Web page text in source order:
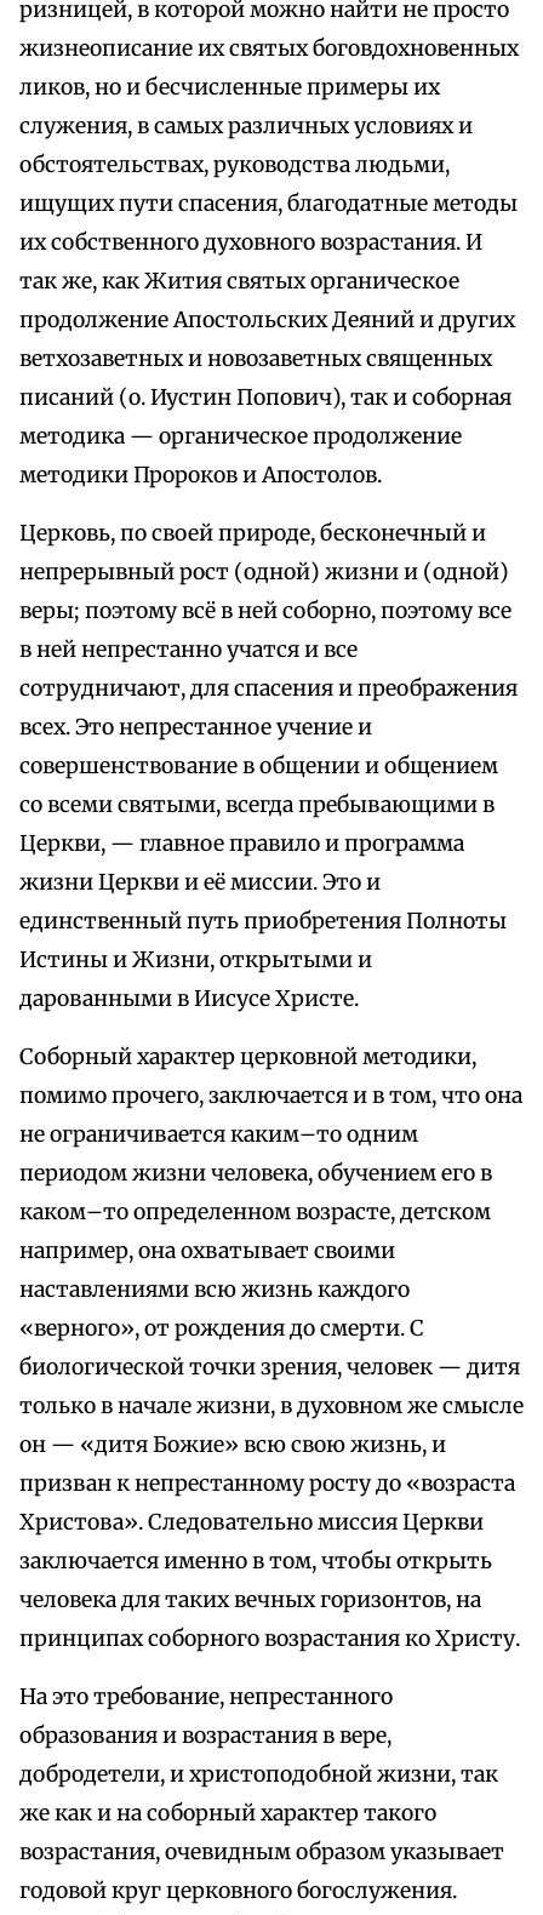
ризницей, в которой можно найти не просто
жизнеописание их святых боговдохновенных
ликов, но и бесчисленные примеры их
служения, в самых различных условиях и
обстоятельствах, руководства людьми,
ищущих пути спасения, благодатные методы
их собственного духовного возрастания. И
так же, как Жития святых органическое
продолжение Апостольских Деяний и других
ветхозаветных и новозаветных священных
писаний (о. Иустин Попович), так и соборная
методика — органическое продолжение
методики Пророков и Апостолов.
Церковь, по своей природе, бесконечный и
непрерывный рост (одной) жизни и (одной)
веры; поэтому всё в ней соборно, поэтому все
в ней непрестанно учатся и все
сотрудничают, для спасения и преображения
всех. Это непрестанное учение и
совершенствование в общении и общением
со всеми святыми, всегда пребывающими в
Церкви, — главное правило и программа
жизни Церкви и её миссии. Это и
единственный путь приобретения Полноты
Истины и Жизни, открытыми и
дарованными в Иисусе Христе.
Соборный характер церковной методики,
помимо прочего, заключается и в том, что она
не ограничивается каким–то одним
периодом жизни человека, обучением его в
каком–то определенном возрасте, детском
например, она охватывает своими
наставлениями всю жизнь каждого
«верного», от рождения до смерти. С
биологической точки зрения, человек — дитя
только в начале жизни, в духовном же смысле
он — «дитя Божие» всю свою жизнь, и
призван к непрестанному росту до «возраста
Христова». Следовательно миссия Церкви
заключается именно в том, чтобы открыть
человека для таких вечных горизонтов, на
принципах соборного возрастания ко Христу.
На это требование, непрестанного
образования и возрастания в вере,
добродетели, и христоподобной жизни, так
же как и на соборный характер такого
возрастания, очевидным образом указывает
годовой круг церковного богослужения.